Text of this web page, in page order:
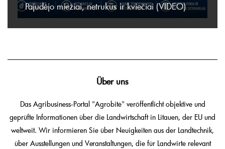
Pajudėjo miežiai, netrukus ir kviečiai (VIDEO)
Über uns
Das Agribusiness-Portal "Agrobitė" veröffentlicht objektive und
geprüfte Informationen über die Landwirtschaft in Litauen, der EU und
weltweit. Wir informieren Sie über Neuigkeiten aus der Landtechnik,
über Ausstellungen und Veranstaltungen, die für Landwirte relevant